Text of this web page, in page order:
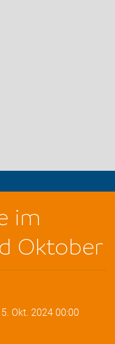
im
Oktober
5. Okt. 2024 00:00